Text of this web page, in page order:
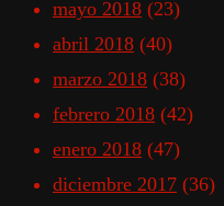
mayo 2018 (23)
abril 2018 (40)
marzo 2018 (38)
febrero 2018 (42)
enero 2018 (47)
diciembre 2017 (36)